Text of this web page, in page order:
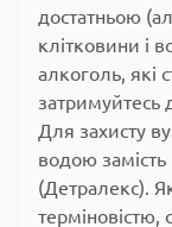
достатньою
клітковини і
алкоголь,
затримуйтесь
Для захисту
водою замість
(Детралекс).